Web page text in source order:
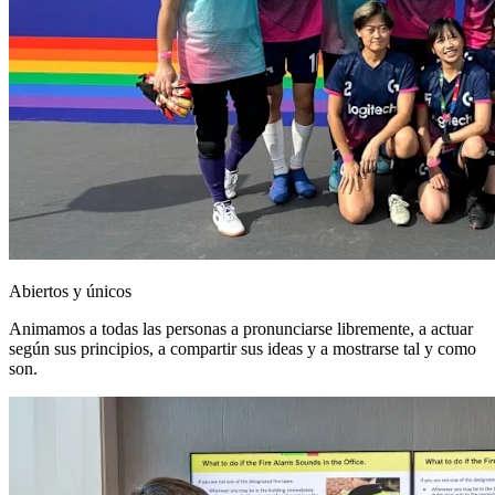
Abiertos y únicos
Animamos a todas las personas a pronunciarse libremente, a actuar
según sus principios, a compartir sus ideas y a mostrarse tal y como
son.